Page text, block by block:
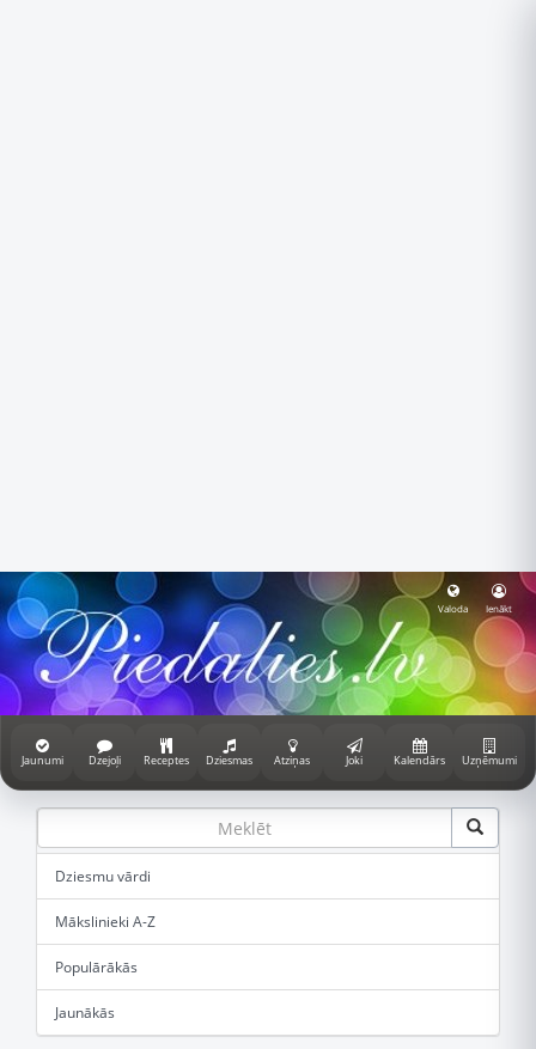
Valoda Ienākt
Jaunumi Dzejoļi Receptes Dziesmas Atziņas Joki Kalendārs Uzņēmumi
Dziesmu vārdi
Mākslinieki A-Z
Populārākās
Jaunākās